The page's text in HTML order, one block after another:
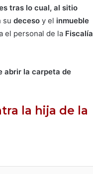
tras lo cual, al sitio
su deceso y el inmueble
el personal de la Fiscalía
abrir la carpeta de
la hija de la